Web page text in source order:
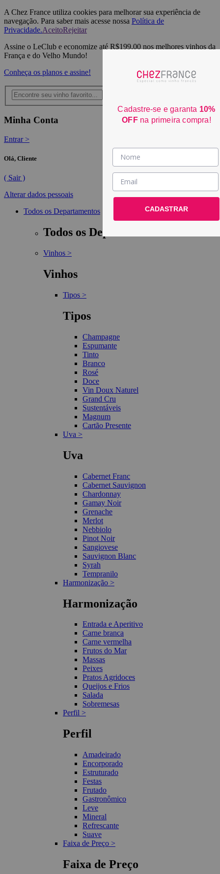
A Chez France utiliza cookies para melhorar sua experiência de
navegação. Para saber mais acesse nossa Política de
Privacidade.AceitoRejeitar
Assine o LeClub e economize até R$199,00 nos melhores vinhos da
França e do Velho Mundo!
Conheça os planos e assine!
Minha Conta
Entrar >
Olá, Cliente
( Sair )
Alterar dados pessoais
Todos os Departamentos
Todos os Departamentos
Vinhos >
Vinhos
Tipos >
Tipos
Champagne
Espumante
Tinto
Branco
Rosé
Doce
Vin Doux Naturel
Grand Cru
Sustentáveis
Magnum
Cartão Presente
Uva >
Uva
Cabernet Franc
Cabernet Sauvignon
Chardonnay
Gamay Noir
Grenache
Merlot
Nebbiolo
Pinot Noir
Sangiovese
Sauvignon Blanc
Syrah
Tempranilo
Harmonização >
Harmonização
Entrada e Aperitivo
Carne branca
Carne vermelha
Frutos do Mar
Massas
Peixes
Pratos Agridoces
Queijos e Frios
Salada
Sobremesas
Perfil >
Perfil
Amadeirado
Encorporado
Estruturado
Festas
Frutado
Gastronômico
Leve
Mineral
Refrescante
Suave
Faixa de Preço >
Faixa de Preço
Cadastre-se e garanta 10%
OFFna primeira compra!
CADASTRAR